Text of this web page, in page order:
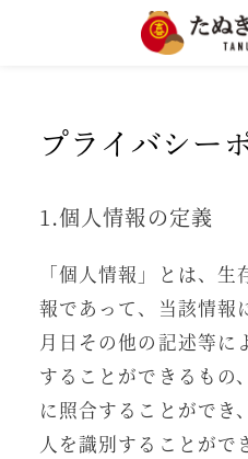
プライバシー
1.個人情報の定義
「個人情報」とは、
報であって、当該情報
月日その他の記述等に
することができるもの
に照合することができ
人を識別することがで